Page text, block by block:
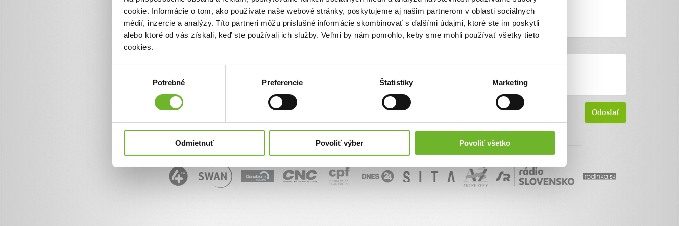
cookie. Informácie o tom, ako používate naše webové stránky, poskytujeme aj našim partnerom v oblasti sociálnych
médií, inzercie a analýzy. Títo partneri môžu príslušné informácie skombinovať s ďalšími údajmi, ktoré ste im poskytli
alebo ktoré od vás získali, keď ste používali ich služby. Veľmi by nám pomohlo, keby sme mohli používať všetky tieto
cookies.
Potrebné Preferencie Štatistiky Marketing
Odmietnuť Povoliť výber Povoliť všetko
Informácie o ĽudiaĽuďom.sk
+ 421 950 50 50 50
info@ludialudom.sk